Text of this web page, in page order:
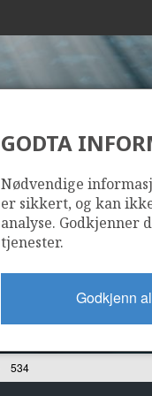
534
GODTA
Nødvendige
er sikkert, og kan
analyse. Godkjenner
tjenester.
Godkjenn